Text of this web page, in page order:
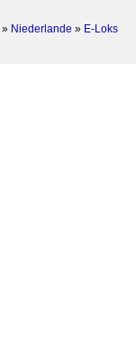
» Niederlande » E-Loks